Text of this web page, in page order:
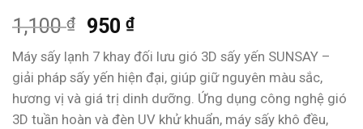
dựa trên
đánh giá
1,100₫ 950 ₫
Máy sấy lạnh 7 khay đối lưu gió 3D sấy yến SUNSAY –
giải pháp sấy yến hiện đại, giúp giữ nguyên màu sắc,
hương vị và giá trị dinh dưỡng. Ứng dụng công nghệ gió
3D tuần hoàn và đèn UV khử khuẩn, máy sấy khô đều,